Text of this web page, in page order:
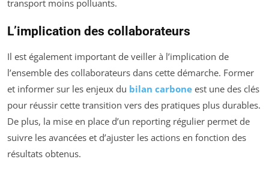
transport moins polluants.
L’implication des collaborateurs
Il est également important de veiller à l’implication de
l’ensemble des collaborateurs dans cette démarche. Former
et informer sur les enjeux du bilan carbone est une des clés
pour réussir cette transition vers des pratiques plus durables.
De plus, la mise en place d’un reporting régulier permet de
suivre les avancées et d’ajuster les actions en fonction des
résultats obtenus.